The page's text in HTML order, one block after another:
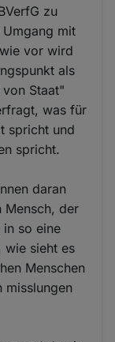
zu
mit
vor wird
als
Staat"
was für
spricht und
spricht.
daran
Mensch, der
so eine
wie sieht es
Menschen
misslungen